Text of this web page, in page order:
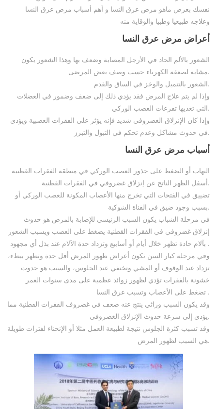
نفسك بعرض ماهو مرض عرق النسا و أهم أسباب مرض عرق النسا
وعلاجه طبيعيا وطبيا والوقاية منه
أعراض مرض عرق النسا
الشعور بالألم الحاد في الأرجل المصابة وضعف بها وهذا الشعور يكون
مشابه لصعقة الكهرباء حسب وصف بعض المرضى.
الشعور بالتنميل والوخز في الساق والقدم.
وإذا لم يتم علاج المرض فقد يؤدي ذلك إلى ضعف وضمور في العضلات
التي تغذيها تفرعات العصب الوركي.
وإذا كان الإنزلاق الغضروفي شديد فإنه يؤثر على الفقرات العصبية ويؤدي
في حدوث مشاكل وعدم تحكم في التبول والتبرز.
أسباب مرض عرق النسا
التهاب أو الضغط على جذور العصب الوركي في منطقة الفقرات القطنية
أسفل الظهر الناتج عن إنزلاق غضروفي في الفقرات القطنية.
تضييق في الفتحات التي تخرج منها الأعصاب المكونة للعصب الوركي أو
بسبب وجود ضيق في القناة الشوكية.
في مرحلة الشباب يكون السبب الرئيسي للإصابة بالمرض هو حدوث
إنزلاق غضروفي في الفقرات القطنية يضغط على العصب ويسبب الشعور
بآلام حادة تظهر خلال أيام أو أسابيع وتزداد حدة الآلام عند بذل أي مجهود .
وفي مرحلة كبار السن تكون أعراض ظهور المرض أقل حدة وتظهر ببطء،
تزداد عند الوقوف أو المشي وتختفي عند الجلوس، والسبب هو حدوث
خشونة بالفقرات تؤدي لظهور زوائد عظمية على مدى سنوات العمر
تضغط على الأعصاب وتسبب عرق النسا .
وقد يكون السبب وراثي ينتج عنه ضعف في غضروف الفقرات القطنية مما
يؤدي إلى سرعة حدوث الإنزلاق الغضروفي.
وقد تسبب كثرة الجلوس نتيجة لطبيعة العمل مثلا أو الإنحناء لفترات طويلة
هي السبب لظهور المرض.